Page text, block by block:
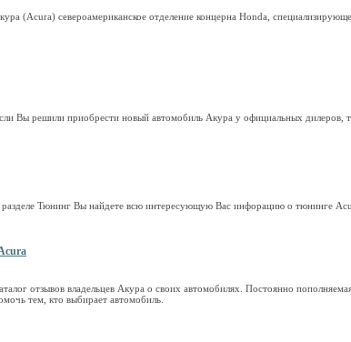
(Acura) североамериканское отделение концерна Honda,
Вы решили приобрести новый автомобиль Акура у официальных дилеров,
Тюнинг Вы найдете всю интересующую Вас инфорацию о тюнинге
отзывов владельцев Акура о своих автомобилях. Постоянно
тем, кто выбирает автомобиль.